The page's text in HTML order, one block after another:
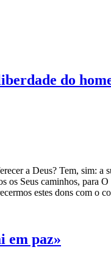
do
a Deus? Tem, sim: a
os Seus caminhos, para
estes dons com o
em paz»